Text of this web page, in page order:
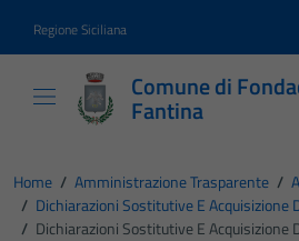
Regione Siciliana
Comune di
Fantina
Home / Amministrazione Trasparente /
/ Dichiarazioni Sostitutive E Acquisizione
/ Dichiarazioni Sostitutive E Acquisizione